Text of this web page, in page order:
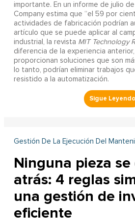
importante. En un informe de julio de
Company estima que “el 59 por
actividades de fabricación podrían
artículo que se puede aplicar al
industrial, la revista MIT Technology
diferencia de la experiencia
proporcionan soluciones que son
lo tanto, podrían eliminar trabajos
resistido a la automatización.
Gestión De La Ejecución Del
Ninguna pieza
atrás: 4 reglas
una gestión de
eficiente